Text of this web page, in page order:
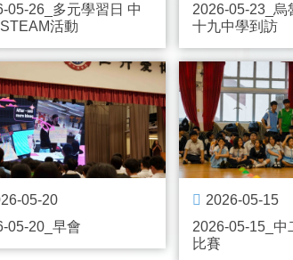
05-26_多元學習日 中
活動
2026-05-23_烏
十九中學到訪
05-20
05-20_早會
2026-05-15
2026-05-15_中
比賽